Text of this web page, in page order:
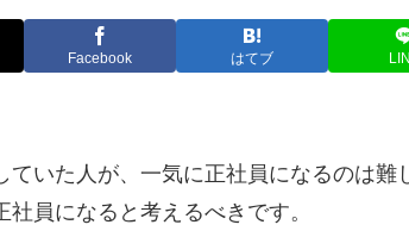
Facebook はてブ
ていた人が、一気に正社員になるのは難
員になると考えるべきです。